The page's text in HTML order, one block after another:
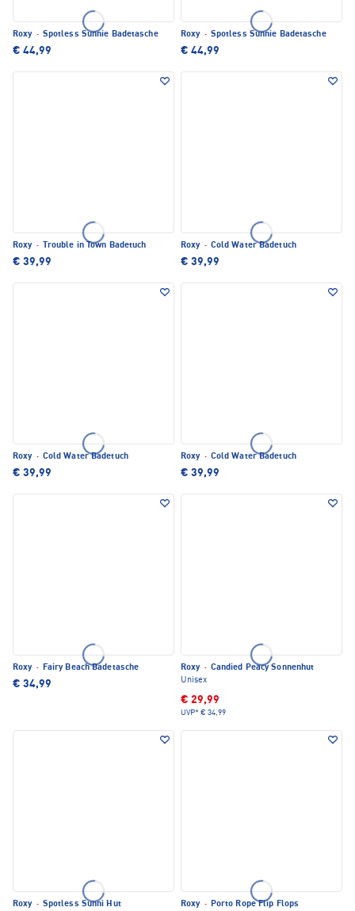
Roxy · Spotless Sunnie Badetasche
€ 44,99
Roxy · Spotless Sunnie Badetasche
€ 44,99
Roxy · Trouble in Town Badetuch
€ 39,99
Roxy · Cold Water Badetuch
€ 39,99
Roxy · Cold Water Badetuch
€ 39,99
Roxy · Cold Water Badetuch
€ 39,99
Roxy · Fairy Beach Badetasche
€ 34,99
Roxy · Candied Peacy Sonnenhut
Unisex
€ 29,99
UVP* € 34,99
Roxy · Spotless Sunni Hut Roxy · Porto Rope Flip Flops